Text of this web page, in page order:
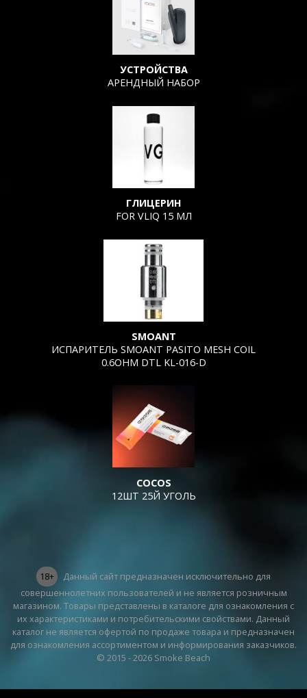
УСТРОЙСТВА
АРЕНДНЫЙ НАБОР
ГЛИЦЕРИН
FOR VLIQ 15 МЛ
SMOANT
ИСПАРИТЕЛЬ SMOANT PASITO MESH COIL
0.6OHM DTL KL-016-D
COCOS
12ШТ 25Й УГОЛЬ
18+
Данный сайт предназначен исключительно для
совершеннолетних пользователей и не является розничным
магазином. Товары представлены в каталоге для ознакомления с
их характеристиками и потребительскими свойствами. Данный
каталог не является офертой по продаже товара и предназначен
для ознакомления ассортиментом и информирования заказчиков.
© 2015 - 2026 Smoke Beach